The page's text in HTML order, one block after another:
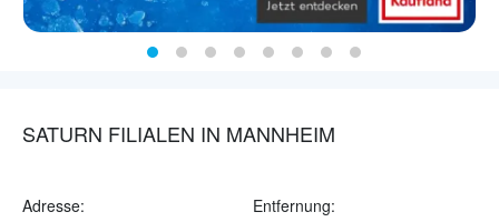
SATURN FILIALEN IN MANNHEIM
Adresse: Entfernung: